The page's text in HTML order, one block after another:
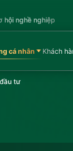
hội nghề nghiệp
cá nhân Khách
tư